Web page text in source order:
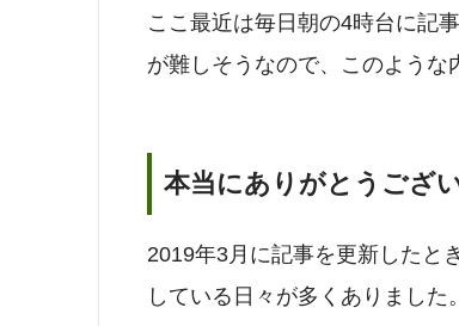
ここ最近は毎日朝の4時台に記
が難しそうなので、このような
本当にありがとうござい
2019年3月に記事を更新したと
している日々が多くありました。